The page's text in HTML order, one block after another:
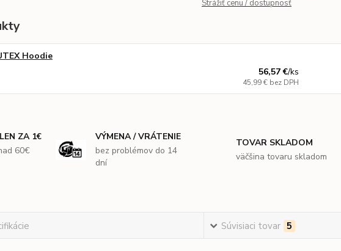
Strážiť cenu / dostupnosť
Hoodie
56,57 €/ks
45,99 € bez DPH
ZA 1€
60€
VÝMENA / VRÁTENIE
bez problémov do 14
dní
TOVAR SKLADOM
väčšina tovaru skladom
Súvisiaci tovar 5